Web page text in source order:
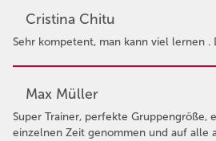
Cristina Chitu
Sehr kompetent, man kann viel lernen .
Max Müller
Super Trainer, perfekte Gruppengröße,
einzelnen Zeit genommen und auf alle